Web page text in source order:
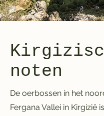
noten
De oerbossen in het
Fergana Vallei in Kirgizië